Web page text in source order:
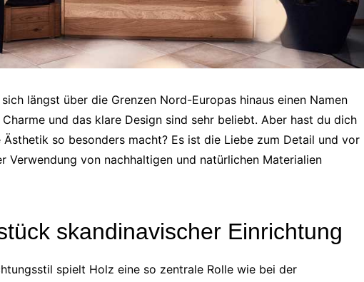
längst über die Grenzen Nord-Europas hinaus einen Namen
und das klare Design sind sehr beliebt. Aber hast du dich
so besonders macht? Es ist die Liebe zum Detail und vor
Verwendung von nachhaltigen und natürlichen Materialien
skandinavischer Einrichtung
spielt Holz eine so zentrale Rolle wie bei der